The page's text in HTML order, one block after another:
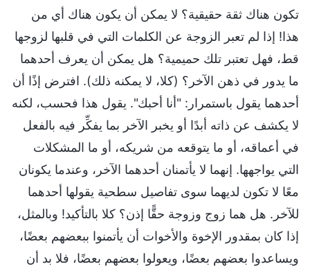
تكون هناك ثقة حقيقية؟ لا يمكن أن يكون هناك أي من
هذا! إذا لم تعبر الزوجة عن الكلمات التي في قلبها لزوجها
قط، فهل تعتبر تلك حميمية؟ هل يمكن أن يعرف أحدهما
ما يدور في ذهن الآخر؟ (كلا، لا يمكنه ذلك). افترض إذًا أن
أحدهما يقول باستمرار: "أنا أحبك". يقول هذا فحسب، لكنه
لا يكشف عن ذاته أبدًا أو يخبر الآخر بما يفكِّر فيه بالفعل
في أعماقه، أو ما يتوقعه من شريكه، أو ما المشكلات
التي يواجهها. إنهما لا يأتمنان أحدهما الآخر، وعندما يكونان
معًا لا تكون لديهما سوى تفاصيل سطحية يقولها أحدهما
للآخر. هل هما زوج وزوجة حقًّا إذن؟ كلا بالتأكيد! وبالمثل،
إذا كان بمقدور الإخوة والأخوات أن يأتمنوا ببعضهم بعضًا،
ويساعدوا بعضهم بعضًا، ويعولوا بعضهم بعضًا، فلا بد أن